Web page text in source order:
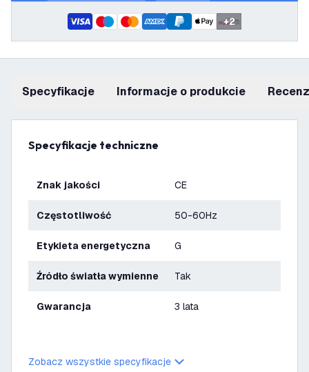
+2
Specyfikacje informacje o produkcie
Specyfikacje techniczne
Znak jakości CE
Częstotliwość 50-60Hz
Etykieta energetyczna G
Źródło światła wymienne Tak
Gwarancja 3 lata
Zobacz wszystkie specyfikacje